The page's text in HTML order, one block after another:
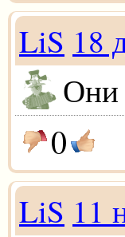
LiS 18
Они
0
LiS 11